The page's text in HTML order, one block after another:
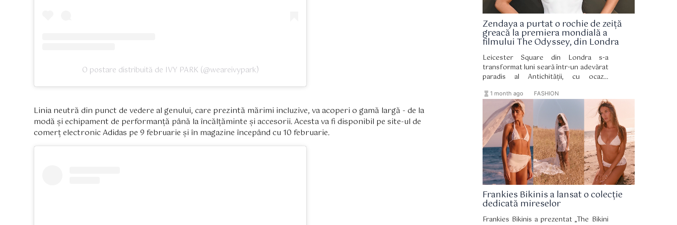
O postare distribuită de IVY PARK (@weareivypark)
Linia neutră din punct de vedere al genului, care prezintă mărimi incluzive, va acoperi o gamă largă - de la
modă și echipament de performanță până la încălțăminte și accesorii. Acesta va fi disponibil pe site-ul de
comerț electronic Adidas pe 9 februarie și în magazine începând cu 10 februarie.
Zendaya a purtat o rochie de zeiță
greacă la premiera mondială a
filmului The Odyssey, din Londra
Leicester Square din Londra s-a
transformat luni seară într-un adevărat
paradis al Antichității, cu ocazia
film epic The Odyssey.
hourglass_full 1 month ago FASHION
Frankies Bikinis a lansat o colecție
dedicată mireselor
Frankies Bikinis a prezentat „The Bikini